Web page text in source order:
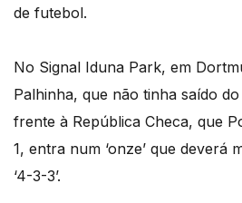
de futebol.
No Signal Iduna Park, em
Palhinha, que não tinha saído
frente à República Checa, que
1, entra num ‘onze’ que deverá
‘4-3-3’.